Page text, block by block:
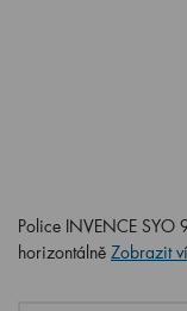
Police INVENCE SYO
horizontálně Zobrazit